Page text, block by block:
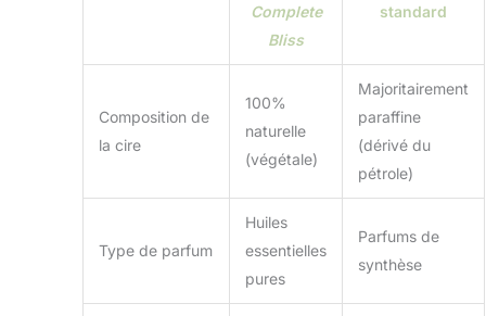
Complete
Bliss
standard
Composition de
la cire
100%
naturelle
(végétale)
Majoritairement
paraffine
(dérivé du
pétrole)
Type de parfum
Huiles
essentielles
pures
Parfums de
synthèse